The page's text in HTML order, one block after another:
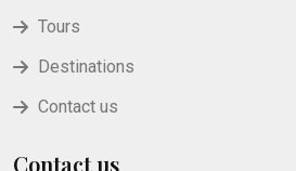
Tours
Destinations
Contact us
Contact us